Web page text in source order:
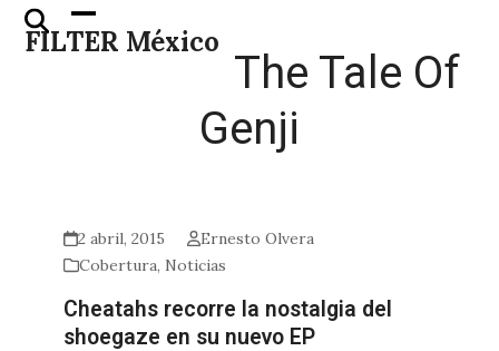
Skip
FILTER México
Open
mobile
Close
mobile
The Tale Of
Genji
2 abril, 2015
Ernesto Olvera
Cobertura, Noticias
Cheatahs recorre la nostalgia del
shoegaze en su nuevo EP